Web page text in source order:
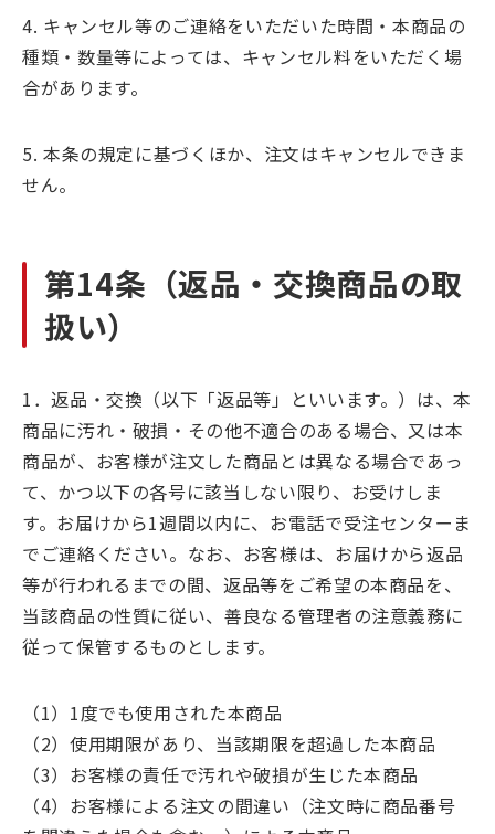
4. キャンセル等のご連絡をいただいた時間・本商品の
種類・数量等によっては、キャンセル料をいただく場
合があります。
5. 本条の規定に基づくほか、注文はキャンセルできま
せん。
第14条（返品・交換商品の取
扱い）
1．返品・交換（以下「返品等」といいます。）は、本
商品に汚れ・破損・その他不適合のある場合、又は本
商品が、お客様が注文した商品とは異なる場合であっ
て、かつ以下の各号に該当しない限り、お受けしま
す。お届けから1週間以内に、お電話で受注センターま
でご連絡ください。なお、お客様は、お届けから返品
等が行われるまでの間、返品等をご希望の本商品を、
当該商品の性質に従い、善良なる管理者の注意義務に
従って保管するものとします。
（1）1度でも使用された本商品
（2）使用期限があり、当該期限を超過した本商品
（3）お客様の責任で汚れや破損が生じた本商品
（4）お客様による注文の間違い（注文時に商品番号